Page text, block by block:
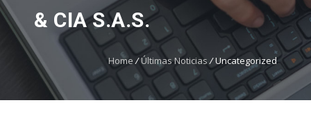
& CIA S.A.S.
Home /Últimas Noticias /Uncategorized